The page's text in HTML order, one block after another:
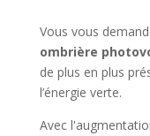
Vous vous
ombrière
de plus en plus
l’énergie verte.
Avec